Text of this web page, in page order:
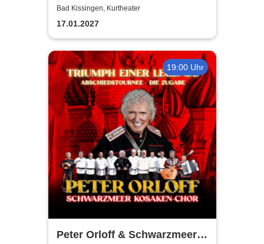
Bad Kissingen, Kurtheater
17.01.2027
19:00 Uhr
Peter Orloff & Schwarzmeer